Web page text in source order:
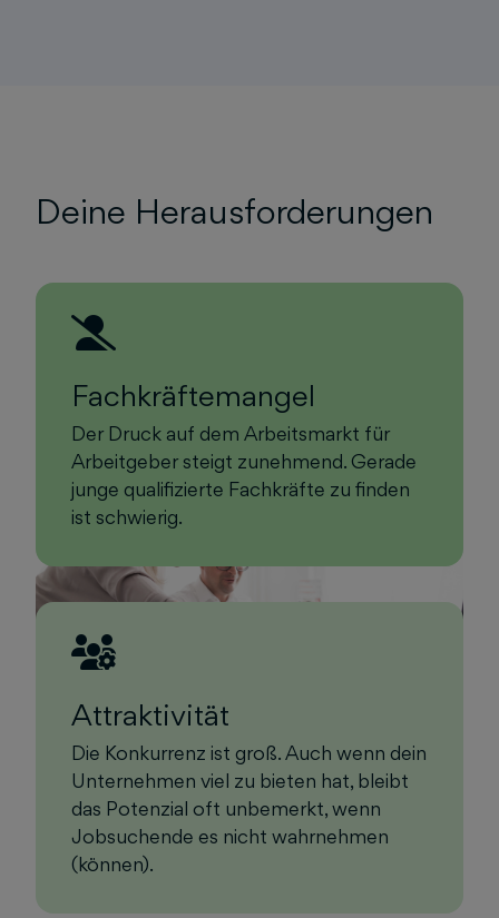
Deine Herausforderungen
Fachkräftemangel
Der Druck auf dem Arbeitsmarkt für
Arbeitgeber steigt zunehmend. Gerade
junge qualifizierte Fachkräfte zu finden
ist schwierig.
Attraktivität
Die Konkurrenz ist groß. Auch wenn dein
Unternehmen viel zu bieten hat, bleibt
das Potenzial oft unbemerkt, wenn
Jobsuchende es nicht wahrnehmen
(können).